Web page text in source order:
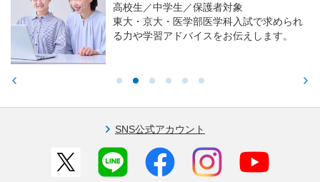
高校生／中学生／保護者対象
東大・京大・医学部医学科入試で求められ
る力や学習アドバイスをお伝えします。
SNS公式アカウント